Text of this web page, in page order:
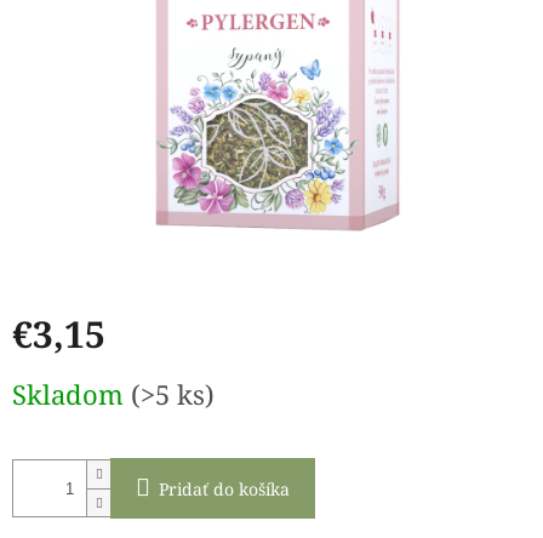
€3,15
cena:
Skladom (>5 ks)
Pridať do košíka